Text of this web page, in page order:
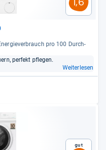
pro 100 Durch­
per­fekt pfle­gen.
Weiterlesen
Gut